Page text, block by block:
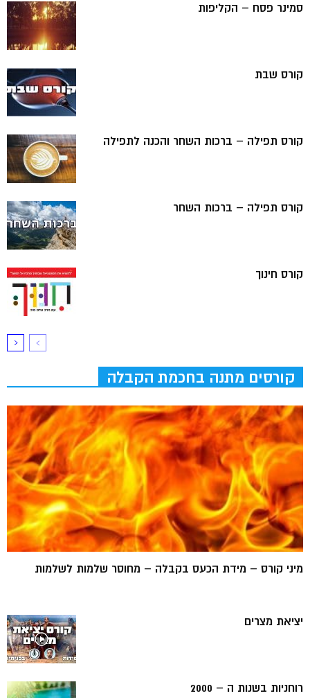
סמינר פסח – הקליפות
קורס שבת
קורס תפילה – ברכות השחר והכנה לתפילה
קורס תפילה – ברכות השחר
קורס חינוך
קורסים מתנה בחכמת הקבלה
מיני קורס – מידת הכעס בקבלה – מחוסר שלמות לשלמות
יציאת מצרים
רוחניות בשנות ה – 2000